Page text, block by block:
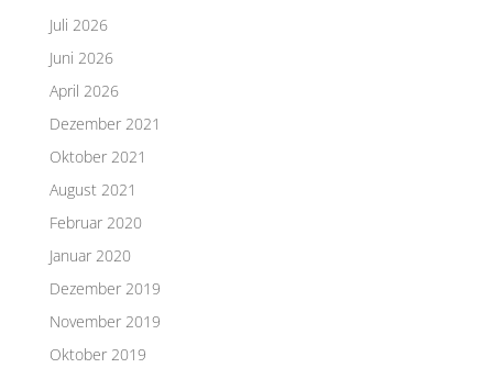
Juli 2026
Juni 2026
April 2026
Dezember 2021
Oktober 2021
August 2021
Februar 2020
Januar 2020
Dezember 2019
November 2019
Oktober 2019